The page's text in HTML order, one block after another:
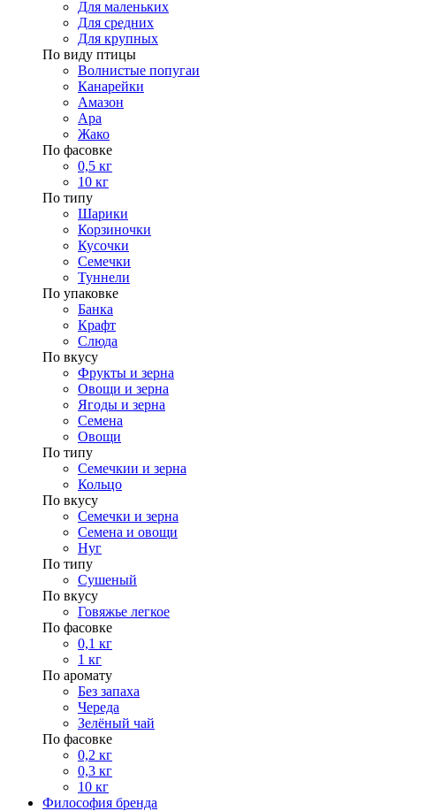
Для маленьких
Для средних
Для крупных
По виду птицы
Волнистые попугаи
Канарейки
Амазон
Ара
Жако
По фасовке
0,5 кг
10 кг
По типу
Шарики
Корзиночки
Кусочки
Семечки
Туннели
По упаковке
Банка
Крафт
Слюда
По вкусу
Фрукты и зерна
Овощи и зерна
Ягоды и зерна
Семена
Овощи
По типу
Семечкии и зерна
Кольцо
По вкусу
Семечки и зерна
Семена и овощи
Нуг
По типу
Сушеный
По вкусу
Говяжье легкое
По фасовке
0,1 кг
1 кг
По аромату
Без запаха
Череда
Зелёный чай
По фасовке
0,2 кг
0,3 кг
10 кг
Философия бренда